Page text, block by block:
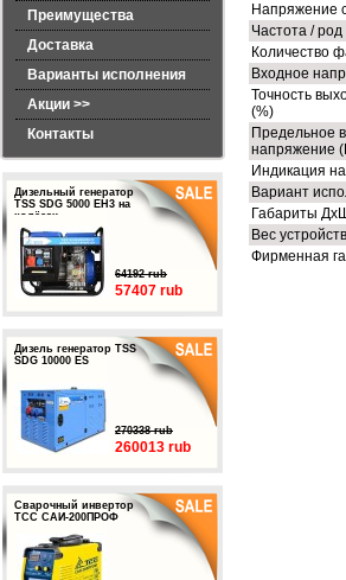
Преимущества
Доставка
Варианты исполнения
Акции >>
Контакты
Дизельный генератор
TSS SDG 5000 EH3 на
колёсах
64192 rub
57407 rub
Дизель генератор TSS
SDG 10000 ES
270338 rub
260013 rub
Сварочный инвертор
ТСС САИ-200ПРОФ
Напряжение
Частота / род
Количество
Входное
Точность
(%)
Предельное
напряжение
Индикация
Вариант
Габариты
Вес
Фирменная